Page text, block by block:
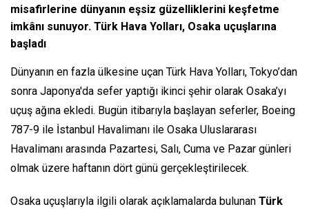
misafirlerine dünyanın eşsiz güzelliklerini keşfetme
imkânı sunuyor. Türk Hava Yolları, Osaka uçuşlarına
başladı
Dünyanın en fazla ülkesine uçan Türk Hava Yolları, Tokyo’dan
sonra Japonya'da sefer yaptığı ikinci şehir olarak Osaka’yı
uçuş ağına ekledi. Bugün itibarıyla başlayan seferler, Boeing
787-9 ile İstanbul Havalimanı ile Osaka Uluslararası
Havalimanı arasında Pazartesi, Salı, Cuma ve Pazar günleri
olmak üzere haftanın dört günü gerçekleştirilecek.
Osaka uçuşlarıyla ilgili olarak açıklamalarda bulunan Türk